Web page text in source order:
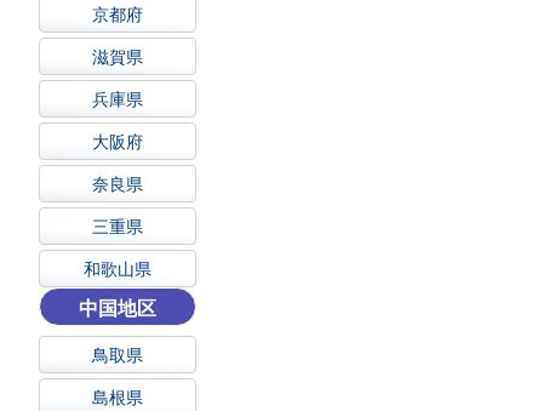
京都府
滋賀県
兵庫県
大阪府
奈良県
三重県
和歌山県
中国地区
鳥取県
島根県